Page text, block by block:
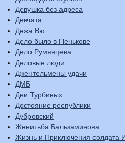
Девушка без адреса
Девчата
Дежа Вю
Дело было в Пенькове
Дело Румянцева
Деловые люди
Джентельмены удачи
ДМБ
Дни Турбиных
Достояние республики
Дубровский
Женитьба Бальзаминова
Жизнь и Приключения солдата